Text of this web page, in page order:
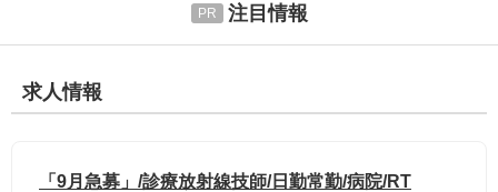
注目情報
求人情報
「9月急募」/診療放射線技師/日勤常勤/病院/RT